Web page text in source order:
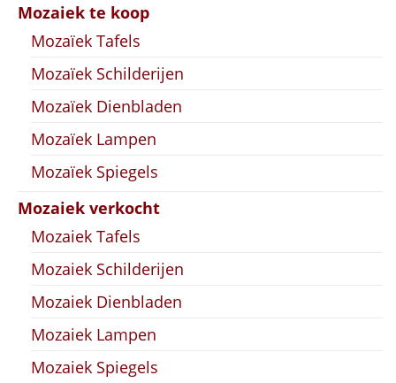
Mozaiek te koop
Mozaïek Tafels
Mozaïek Schilderijen
Mozaïek Dienbladen
Mozaïek Lampen
Mozaïek Spiegels
Mozaiek verkocht
Mozaiek Tafels
Mozaiek Schilderijen
Mozaiek Dienbladen
Mozaiek Lampen
Mozaiek Spiegels